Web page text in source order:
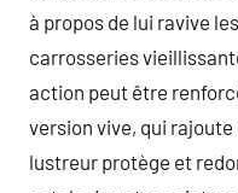
à propos de lui ravive
carrosseries
action peut être
version vive, qui
lustreur protège et